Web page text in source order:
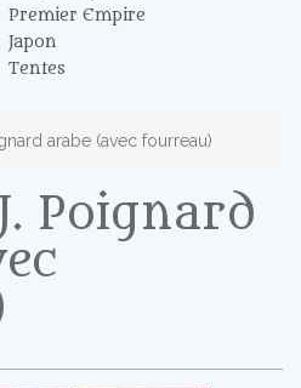
Premier Empire
Japon
Tentes
arabe (avec fourreau)
Poignard